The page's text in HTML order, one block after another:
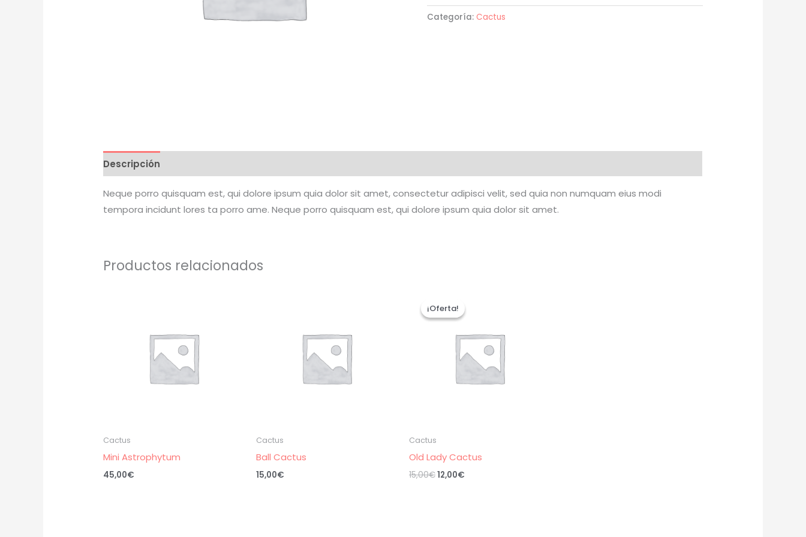
Pedro
Categoría: Cactus
Descripción
Neque porro quisquam est, qui dolore ipsum quia dolor sit amet, consectetur adipisci velit, sed quia non numquam eius modi
tempora incidunt lores ta porro ame. Neque porro quisquam est, qui dolore ipsum quia dolor sit amet.
Productos relacionados
Cactus
Mini Astrophytum
45,00€
Cactus
Ball Cactus
15,00€
¡Oferta!
¡Oferta!
Cactus
Old Lady Cactus
15,00€El
12,00€El